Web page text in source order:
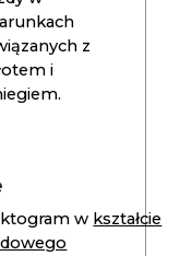
z
i
w kształcie